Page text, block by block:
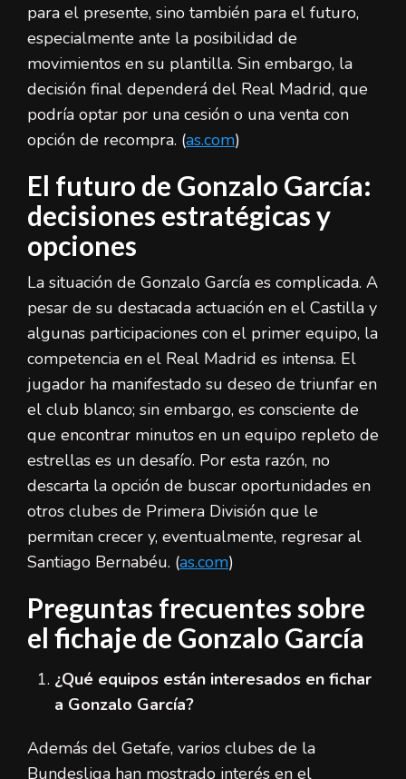
para el presente, sino también para el futuro,
especialmente ante la posibilidad de
movimientos en su plantilla. Sin embargo, la
decisión final dependerá del Real Madrid, que
podría optar por una cesión o una venta con
opción de recompra. (as.com)
El futuro de Gonzalo García:
decisiones estratégicas y
opciones
La situación de Gonzalo García es complicada. A
pesar de su destacada actuación en el Castilla y
algunas participaciones con el primer equipo, la
competencia en el Real Madrid es intensa. El
jugador ha manifestado su deseo de triunfar en
el club blanco; sin embargo, es consciente de
que encontrar minutos en un equipo repleto de
estrellas es un desafío. Por esta razón, no
descarta la opción de buscar oportunidades en
otros clubes de Primera División que le
permitan crecer y, eventualmente, regresar al
Santiago Bernabéu. (as.com)
Preguntas frecuentes sobre
el fichaje de Gonzalo García
¿Qué equipos están interesados en fichar
a Gonzalo García?
Además del Getafe, varios clubes de la
Bundesliga han mostrado interés en el